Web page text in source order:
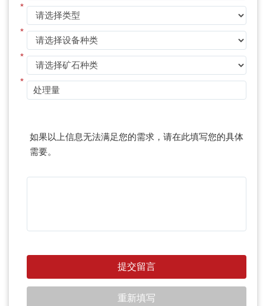
*
*
*
*
如果以上信息无法满足您的需求，请在此填写您的具体
需要。